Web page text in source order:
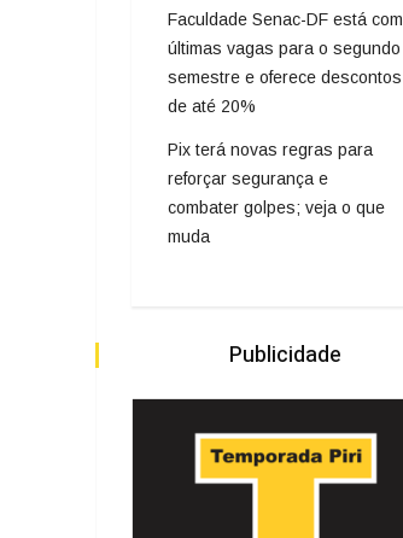
Faculdade Senac-DF está com
últimas vagas para o segundo
semestre e oferece descontos
de até 20%
Pix terá novas regras para
reforçar segurança e
combater golpes; veja o que
muda
Publicidade